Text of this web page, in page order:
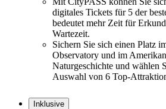
digitales Tickets für 5 der
bedeutet mehr Zeit für
Wartezeit.
Sichern Sie sich einen Platz
Observatory und im
Naturgeschichte und wählen
Auswahl von 6 Top-
Inklusive